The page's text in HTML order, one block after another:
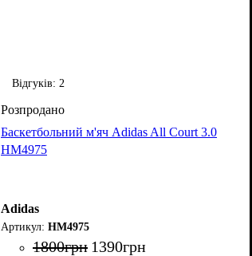
Відгуків: 2
Баскетбольний м'яч Adidas All Court 3.0
HM4975
Adidas
HM4975
1800грн 1390грн